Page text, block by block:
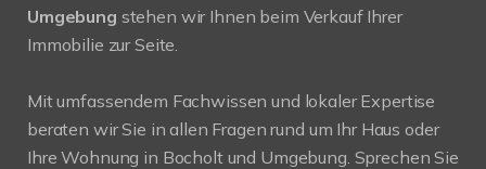
Umgebung stehen wir Ihnen beim Verkauf Ihrer
Immobilie zur Seite.
Mit umfassendem Fachwissen und lokaler Expertise
beraten wir Sie in allen Fragen rund um Ihr Haus oder
Ihre Wohnung in Bocholt und Umgebung. Sprechen Sie